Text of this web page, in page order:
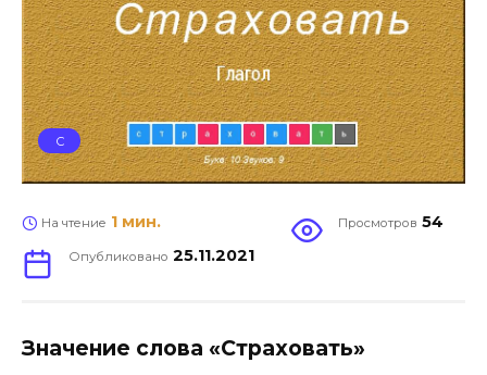
С
На чтение 1 мин. Просмотров 54
Опубликовано 25.11.2021
Значение слова «Страховать»